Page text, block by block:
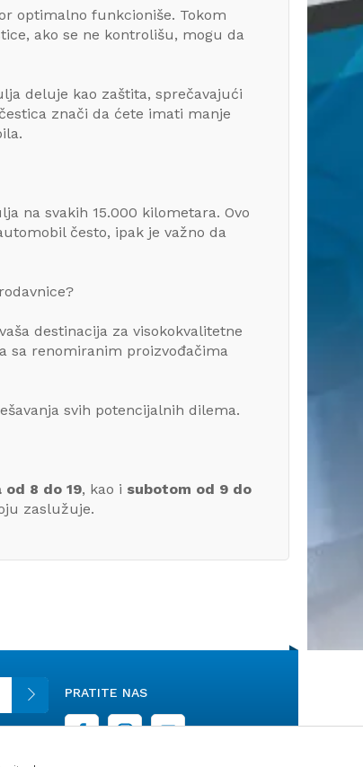
optimalno funkcioniše. Tokom
ako se ne kontrolišu, mogu da
deluje kao zaštita, sprečavajući
znači da ćete imati manje
na svakih 15.000 kilometara. Ovo
često, ipak je važno da
destinacija za visokokvalitetne
sa renomiranim proizvođačima
svih potencijalnih dilema.
od 8 do 19, kao i subotom od 9 do
zaslužuje.
PRATITE NAS